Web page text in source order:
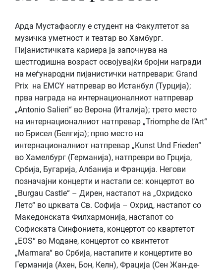
Арда Мустафаоглу е студент на Факултетот за
музичка уметност и театар во Хамбург.
Пијанистичката кариера ја започнува на
шестгодишна возраст освојувајќи бројни награди
на меѓународни пијанистички натпревари: Grand
Prix на EMCY натпревар во Истанбул (Турција);
прва награда на интернационалниот натпревар
„Antonio Salieri“ во Верона (Италија); трето место
на интернационалниот натпревар „Triomphe de l’Art“
во Брисел (Белгија); прво место на
интернационалниот натпревар „Kunst Und Frieden“
во Хамелбург (Германија), натпреври во Грција,
Србија, Бугарија, Албанија и Франција. Негови
позначајни концерти и настапи се: концертот во
„Burgau Castle“ – Дирен, настапот на „Охридско
Лето“ во црквата Св. Софија – Охрид, настапот со
Македонската Филхармонија, настапот со
Софиската Синфониета, концертот со квартетот
„EOS“ во Модане, концертот со квинтетот
„Marmara“ во Србија, настапите и концертите во
Германија (Ахен, Бон, Келн), Фрација (Сен Жан-де-